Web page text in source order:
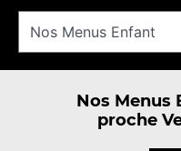
Nos Menus
proche